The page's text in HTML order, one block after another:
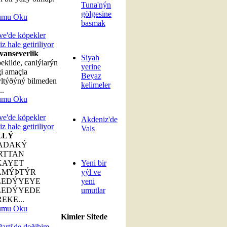
Oku
köpekler
hale getiriliyor
canlýlarýn
amaçla
bilmeden
Oku
köpekler
hale getiriliyor
Oku
Tuna'nýn
gölgesine
basmak
Siyah
yerine
Beyaz
kelimeler
Akdeniz'de
Vals
Yeni bir
yýl ve
yeni
umutlar
Kimler Sitede